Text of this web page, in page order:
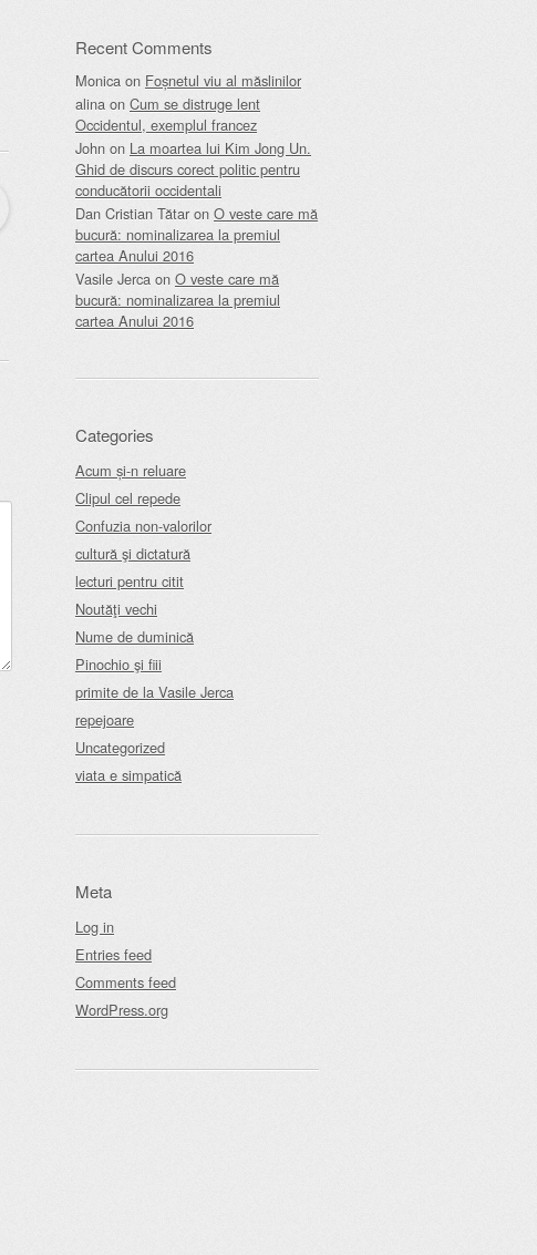
Recent Comments
Monica on Foșnetul viu al măslinilor
alina on Cum se distruge lent
Occidentul, exemplul francez
John on La moartea lui Kim Jong Un.
Ghid de discurs corect politic pentru
conducătorii occidentali
Dan Cristian Tătar on O veste care mă
bucură: nominalizarea la premiul
cartea Anului 2016
Vasile Jerca on O veste care mă
bucură: nominalizarea la premiul
cartea Anului 2016
Categories
Acum și-n reluare
Clipul cel repede
Confuzia non-valorilor
cultură şi dictatură
lecturi pentru citit
Noutăţi vechi
Nume de duminică
Pinochio şi fiii
primite de la Vasile Jerca
repejoare
Uncategorized
viata e simpatică
Meta
Log in
Entries feed
Comments feed
WordPress.org